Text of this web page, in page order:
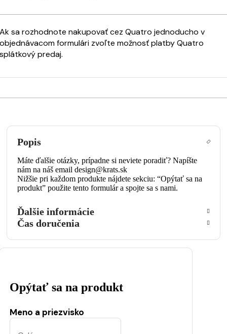
Ak sa rozhodnote nakupovať cez Quatro jednoducho v
objednávacom formulári zvoľte možnosť platby Quatro
splátkový predaj.
Popis
Máte ďalšie otázky, prípadne si neviete poradiť? Napíšte
nám na náš email design@krats.sk
Nižšie pri každom produkte nájdete sekciu: “Opýtať sa na
produkt” použite tento formulár a spojte sa s nami.
Ďalšie informácie
Čas doručenia
Opýtať sa na produkt
Meno a priezvisko